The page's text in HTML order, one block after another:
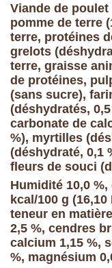
Viande de
pomme de terre
terre, protéines
grelots
terre, graisse
de protéines,
(sans sucre),
(déshydratés,
carbonate de
%), myrtilles
(déshydraté, 0,1
fleurs de souci
Humidité 10,0
kcal/100 g
teneur en
2,5 %, cendres
calcium 1,15 %,
%, magnésium